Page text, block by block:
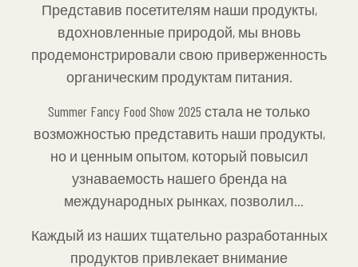
для обмена мнениями, где обсуждаются
глобальные тенденции, исследуются новые
технологии и обсуждаются методы
устойчивого производства.
Представив посетителям наши продукты,
вдохновленные природой, мы вновь
продемонстрировали свою приверженность
органическим продуктам питания.
Summer Fancy Food Show 2025 стала не только
возможностью представить наши продукты,
но и ценным опытом, который повысил
узнаваемость нашего бренда на
международных рынках, позволил
основу для потенциального сотрудничества.
Каждый из наших тщательно разработанных
продуктов привлекает внимание